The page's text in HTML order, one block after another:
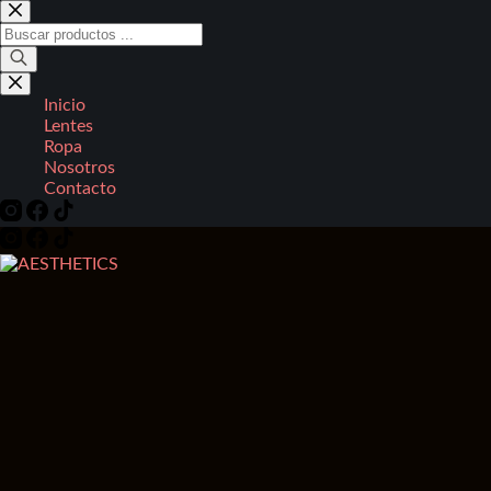
Saltar
al
contenido
Búsqueda
de
productos
Inicio
Lentes
Ropa
Nosotros
Contacto